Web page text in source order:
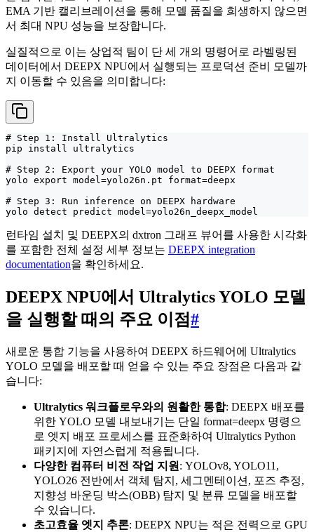
EMA 기반 캘리브레이션을 통해 모델 품질을 희생하지 않으면
서 최대 NPU 성능을 보장합니다.
실질적으로 이는 상업적 팀이 단 세 개의 명령어로 라벨링된
데이터에서 DEEPX NPU에서 실행되는 프로덕션 준비 모델까
지 이동할 수 있음을 의미합니다:
# Step 1: Install Ultralytics
pip install ultralytics
# Step 2: Export your YOLO model to DEEPX format
yolo export model=yolo26n.pt format=deepx
# Step 3: Run inference on DEEPX hardware
yolo detect predict model=yolo26n_deepx_model
런타임 설치 및 DEEPX의 dxtron 그래프 뷰어를 사용한 시각화
를 포함한 전체 설정 세부 정보는 DEEPX integration
documentation을 확인하세요.
DEEPX NPU에서 Ultralytics YOLO 모델
을 실행할 때의 주요 이점#
새로운 통합 기능을 사용하여 DEEPX 하드웨어에 Ultralytics
YOLO 모델을 배포할 때 얻을 수 있는 주요 장점은 다음과 같
습니다:
Ultralytics 워크플로우와의 원활한 통합: DEEPX 배포를
위한 YOLO 모델 내보내기는 단일 format=deepx 명령으
로 엣지 배포 프로세스를 표준화하여 Ultralytics Python
패키지에 자연스럽게 적용됩니다.
다양한 컴퓨터 비전 작업 지원 : YOLOv8, YOLO11,
YOLO26 전반에서 객체 탐지, 세그멘테이션, 포즈 추정,
지향성 바운딩 박스(OBB) 탐지 및 분류 모델을 배포할
수 있습니다.
초고효율 엣지 추론: DEEPX NPU는 적은 전력으로 GPU